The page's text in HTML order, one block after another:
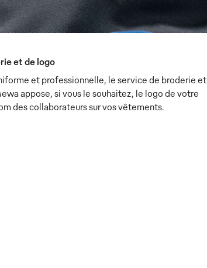
et de logo
et professionnelle, le service de broderie et
appose, si vous le souhaitez, le logo de votre
des collaborateurs sur vos vêtements.